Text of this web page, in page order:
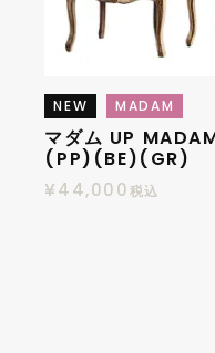
NEW MADAM
マダム UP
(PP)(BE)(GR)
¥44,000税込